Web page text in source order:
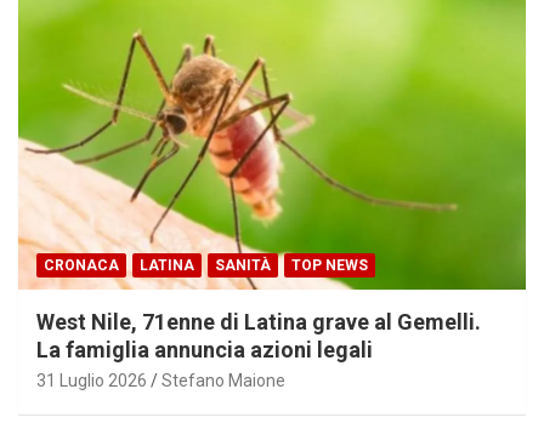
CRONACA LATINA SANITÀ TOP NEWS
West Nile, 71enne di Latina grave al Gemelli.
La famiglia annuncia azioni legali
31 Luglio 2026 Stefano Maione